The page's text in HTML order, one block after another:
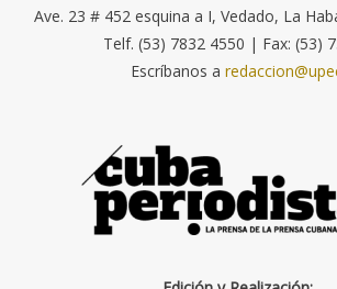
Ave. 23 # 452 esquina a I, Vedado, La
Telf. (53) 7832 4550 | Fax: (53)
Escríbanos a